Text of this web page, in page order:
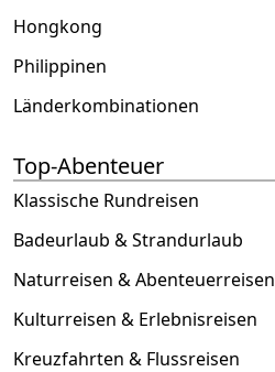
Hongkong
Philippinen
Länderkombinationen
Top-Abenteuer
Klassische Rundreisen
Badeurlaub & Strandurlaub
Naturreisen & Abenteuerreisen
Kulturreisen & Erlebnisreisen
Kreuzfahrten & Flussreisen